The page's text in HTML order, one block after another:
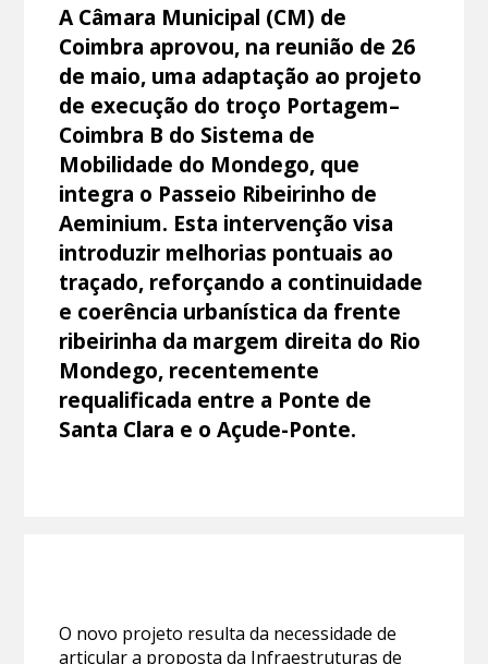
A Câmara Municipal (CM) de
Coimbra aprovou, na reunião de 26
de maio, uma adaptação ao projeto
de execução do troço Portagem–
Coimbra B do Sistema de
Mobilidade do Mondego, que
integra o Passeio Ribeirinho de
Aeminium. Esta intervenção visa
introduzir melhorias pontuais ao
traçado, reforçando a continuidade
e coerência urbanística da frente
ribeirinha da margem direita do Rio
Mondego, recentemente
requalificada entre a Ponte de
Santa Clara e o Açude-Ponte.
O novo projeto resulta da necessidade de
articular a proposta da Infraestruturas de